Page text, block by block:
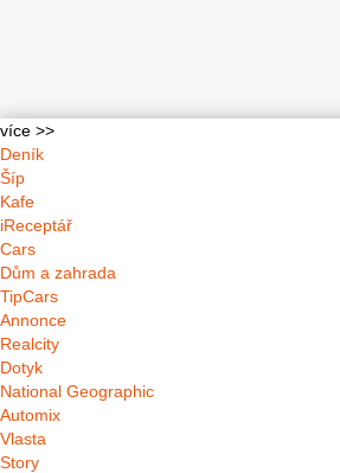
více >>
Deník
Šíp
Kafe
iReceptář
Cars
Dům a zahrada
TipCars
Annonce
Realcity
Dotyk
National Geographic
Automix
Vlasta
Story